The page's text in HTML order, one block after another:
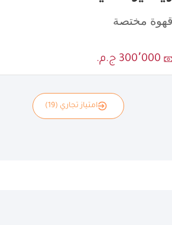
قهوة مختصة
300٬000 ج.م.
امتياز تجاري (19)